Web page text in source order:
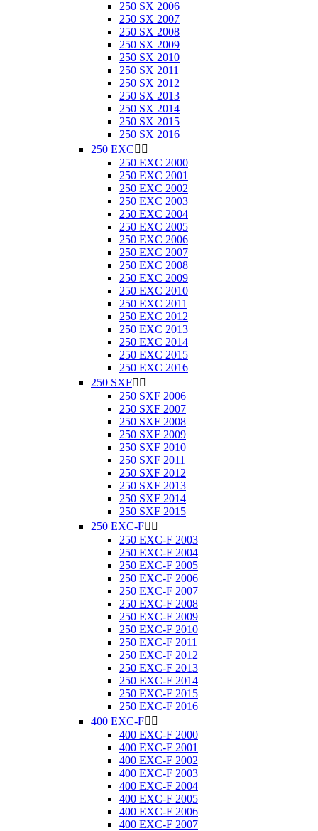
250 SX 2006
250 SX 2007
250 SX 2008
250 SX 2009
250 SX 2010
250 SX 2011
250 SX 2012
250 SX 2013
250 SX 2014
250 SX 2015
250 SX 2016
250 EXC 
250 EXC 2000
250 EXC 2001
250 EXC 2002
250 EXC 2003
250 EXC 2004
250 EXC 2005
250 EXC 2006
250 EXC 2007
250 EXC 2008
250 EXC 2009
250 EXC 2010
250 EXC 2011
250 EXC 2012
250 EXC 2013
250 EXC 2014
250 EXC 2015
250 EXC 2016
250 SXF 
250 SXF 2006
250 SXF 2007
250 SXF 2008
250 SXF 2009
250 SXF 2010
250 SXF 2011
250 SXF 2012
250 SXF 2013
250 SXF 2014
250 SXF 2015
250 EXC-F 
250 EXC-F 2003
250 EXC-F 2004
250 EXC-F 2005
250 EXC-F 2006
250 EXC-F 2007
250 EXC-F 2008
250 EXC-F 2009
250 EXC-F 2010
250 EXC-F 2011
250 EXC-F 2012
250 EXC-F 2013
250 EXC-F 2014
250 EXC-F 2015
250 EXC-F 2016
400 EXC-F 
400 EXC-F 2000
400 EXC-F 2001
400 EXC-F 2002
400 EXC-F 2003
400 EXC-F 2004
400 EXC-F 2005
400 EXC-F 2006
400 EXC-F 2007